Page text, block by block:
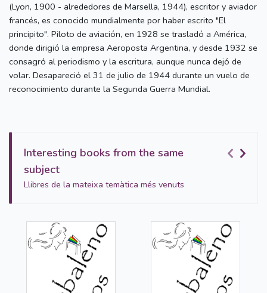
(Lyon, 1900 - alrededores de Marsella, 1944), escritor y aviador
francés, es conocido mundialmente por haber escrito "El
principito". Piloto de aviación, en 1928 se trasladó a América,
donde dirigió la empresa Aeroposta Argentina, y desde 1932 se
consagró al periodismo y la escritura, aunque nunca dejó de
volar. Desapareció el 31 de julio de 1944 durante un vuelo de
reconocimiento durante la Segunda Guerra Mundial.
Interesting books from the same
subject
Llibres de la mateixa temàtica més venuts